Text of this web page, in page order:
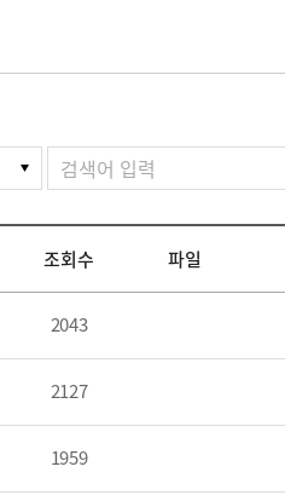
조회수 파일
2043
2127
1959